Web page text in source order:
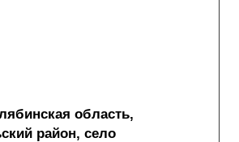
область,
район, село